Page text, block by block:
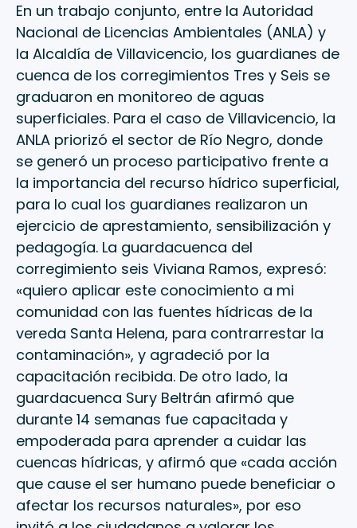
En un trabajo conjunto, entre la Autoridad
Nacional de Licencias Ambientales (ANLA) y
la Alcaldía de Villavicencio, los guardianes de
cuenca de los corregimientos Tres y Seis se
graduaron en monitoreo de aguas
superficiales. Para el caso de Villavicencio, la
ANLA priorizó el sector de Río Negro, donde
se generó un proceso participativo frente a
la importancia del recurso hídrico superficial,
para lo cual los guardianes realizaron un
ejercicio de aprestamiento, sensibilización y
pedagogía. La guardacuenca del
corregimiento seis Viviana Ramos, expresó:
«quiero aplicar este conocimiento a mi
comunidad con las fuentes hídricas de la
vereda Santa Helena, para contrarrestar la
contaminación», y agradeció por la
capacitación recibida. De otro lado, la
guardacuenca Sury Beltrán afirmó que
durante 14 semanas fue capacitada y
empoderada para aprender a cuidar las
cuencas hídricas, y afirmó que «cada acción
que cause el ser humano puede beneficiar o
afectar los recursos naturales», por eso